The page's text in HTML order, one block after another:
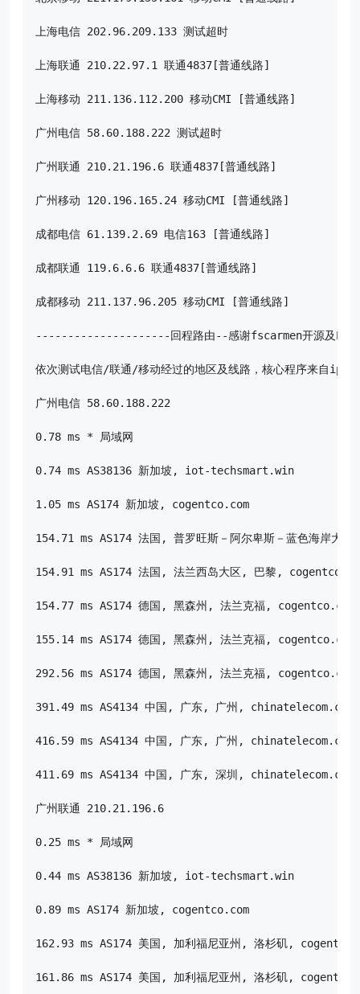
上海电信 202.96.209.133 测试超时
上海联通 210.22.97.1 联通4837[普通线路]
上海移动 211.136.112.200 移动CMI [普通线路]
广州电信 58.60.188.222 测试超时
广州联通 210.21.196.6 联通4837[普通线路]
广州移动 120.196.165.24 移动CMI [普通线路]
成都电信 61.139.2.69 电信163 [普通线路]
成都联通 119.6.6.6 联通4837[普通线路]
成都移动 211.137.96.205 移动CMI [普通线路]
---------------------回程路由--感谢fscarmen开源
依次测试电信/联通/移动经过的地区及线路，核心程序来自
广州电信 58.60.188.222
0.78 ms * 局域网
0.74 ms AS38136 新加坡, iot-techsmart.win
1.05 ms AS174 新加坡, cogentco.com
154.71 ms AS174 法国, 普罗旺斯－阿尔卑斯－蓝色海岸大
154.91 ms AS174 法国, 法兰西岛大区, 巴黎,
154.77 ms AS174 德国, 黑森州, 法兰克福, cogentco.com
155.14 ms AS174 德国, 黑森州, 法兰克福, cogentco.com
292.56 ms AS174 德国, 黑森州, 法兰克福, cogentco.com
391.49 ms AS4134 中国, 广东, 广州,
416.59 ms AS4134 中国, 广东, 广州,
411.69 ms AS4134 中国, 广东, 深圳,
广州联通 210.21.196.6
0.25 ms * 局域网
0.44 ms AS38136 新加坡, iot-techsmart.win
0.89 ms AS174 新加坡, cogentco.com
162.93 ms AS174 美国, 加利福尼亚州, 洛杉矶,
161.86 ms AS174 美国, 加利福尼亚州, 洛杉矶,